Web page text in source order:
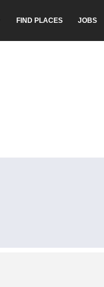
FIND PLACES JOBS